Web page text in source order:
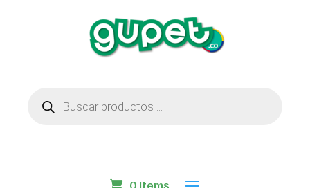
productos
0 Items